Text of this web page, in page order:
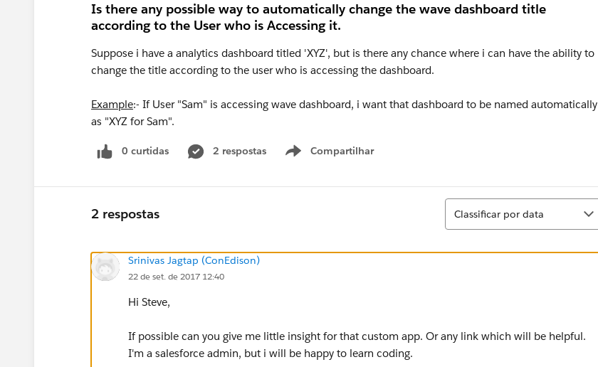
Is there any possible way to automatically change the wave dashboard title
according to the User who is Accessing it.
Suppose i have a analytics dashboard titled 'XYZ', but is there any chance where i can have the ability to
change the title according to the user who is accessing the dashboard.
Example:- If User "Sam" is accessing wave dashboard, i want that dashboard to be named automatically
as "XYZ for Sam".
0 curtidas 2 respostas Compartilhar
Show menu
2 respostas
Classificar
Classificar por data
Srinivas Jagtap (ConEdison)
22 de set. de 2017 12:40
Hi Steve,
If possible can you give me little insight for that custom app. Or any link which will be helpful.
I'm a salesforce admin, but i will be happy to learn coding.